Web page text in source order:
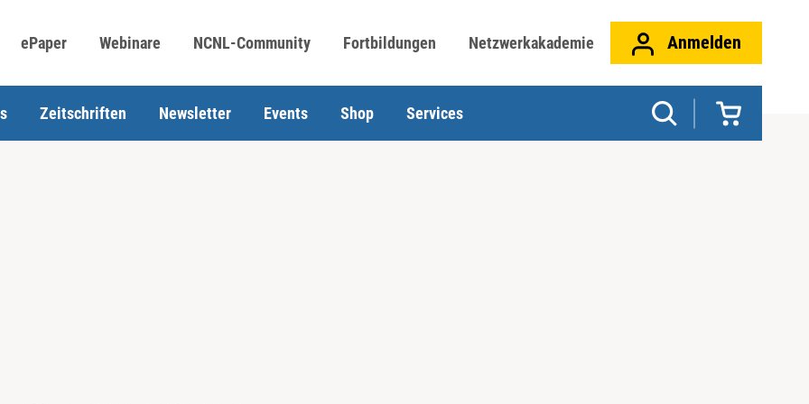
ePaper Webinare NCNL-Community Fortbildungen Netzwerkakademie Anmelden
Zeitschriften Newsletter Events Shop Services